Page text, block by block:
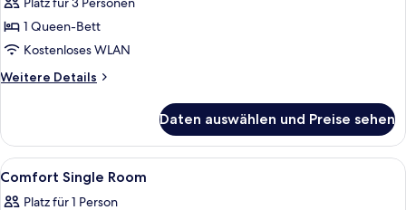
für
Comfort
Double
Room
1 Queen-Bett
Kostenloses WLAN
Weitere Details
Weitere
Double
Room
Daten auswählen und Preise sehen
Alle
Fotos
Zimmersafe, Schreibtisch,
6
Comfort Single Room
Platz für 1 Person